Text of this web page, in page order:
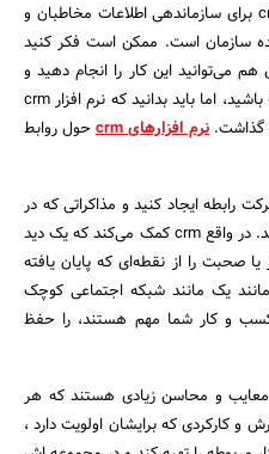
نرم افزار مدیریت ارتباط با مشتریان(crm برای سازماندهی اطلاعات مخاطبان و
سازمان است. ممکن است فکر کنید
می‌توانید این کار را انجام دهید و
لیستی از مشتریان و اطلاعات آن داشته باشید، اما باید بدانید که نرم افزار crm
گذاشت. نرم افزارهای crm
حول روابط
رابطه ایجاد کنید و مذاکراتی که در
یک حوزه کاری انجام شده را پیگیری کنید. در واقع crm کمک می‌کند که یک دید
صحبت را از نقطه‌ای که پایان یافته
بدون اتلاف وقت از سر بگیرید. Crm مانند یک مانند شبکه اجتماعی کوچک
و کار شما مهم هستند،‌ را حفظ
و محاسن زیادی هستند که هر
و کارکردی که برایشان اولویت دارد ،